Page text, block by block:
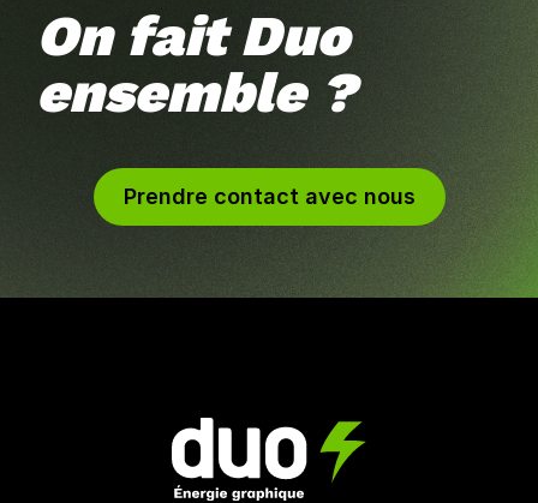
On fait Duo
ensemble ?
Prendre contact avec nous